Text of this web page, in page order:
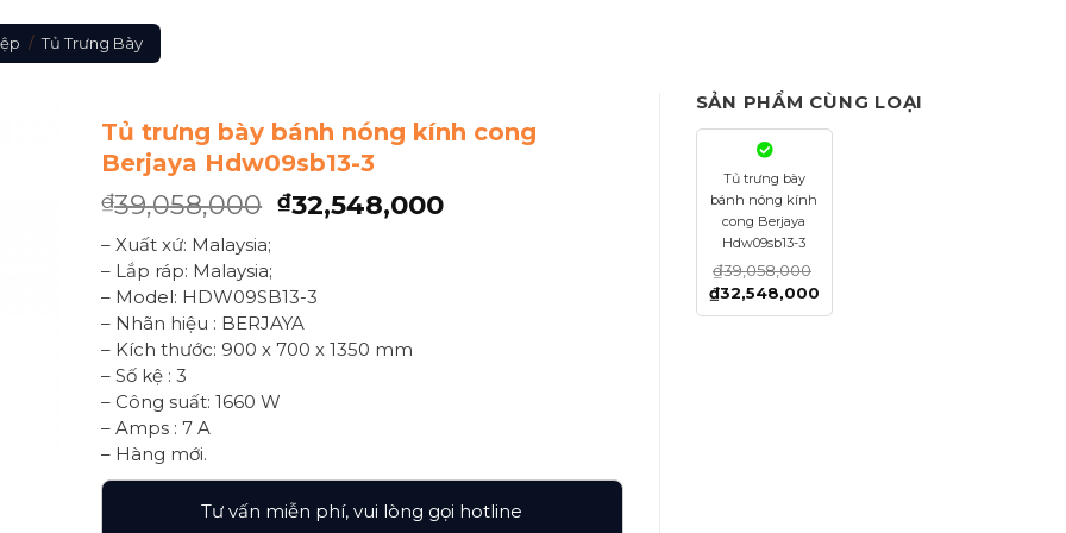
/ Tủ Trưng Bày
Tủ trưng bày bánh nóng kính cong
Berjaya Hdw09sb13-3
₫39,058,000 ₫32,548,000
– Xuất xứ: Malaysia;
– Lắp ráp: Malaysia;
– Model: HDW09SB13-3
– Nhãn hiệu : BERJAYA
– Kích thước: 900 x 700 x 1350 mm
– Số kệ : 3
– Công suất: 1660 W
– Amps : 7 A
– Hàng mới.
Tư vấn miễn phí, vui lòng gọi hotline
SẢN PHẨM CÙNG LOẠI
Tủ trưng bày
bánh nóng kính
cong Berjaya
Hdw09sb13-3
₫39,058,000
₫32,548,000